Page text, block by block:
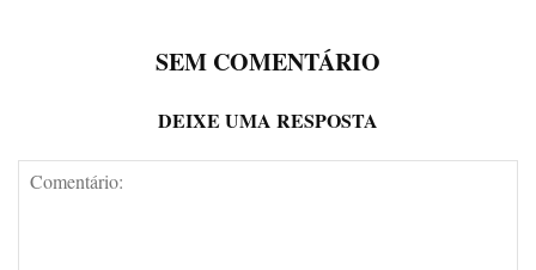
SEM COMENTÁRIO
DEIXE UMA RESPOSTA